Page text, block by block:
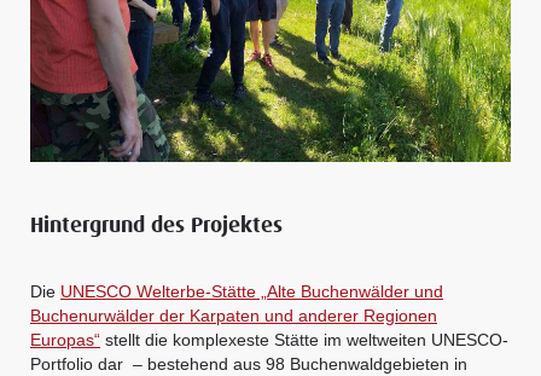
Hintergrund des Projektes
Die UNESCO Welterbe-Stätte „Alte Buchenwälder und
Buchenurwälder der Karpaten und anderer Regionen
Europas“ stellt die komplexeste Stätte im weltweiten UNESCO-
Portfolio dar – bestehend aus 98 Buchenwaldgebieten in